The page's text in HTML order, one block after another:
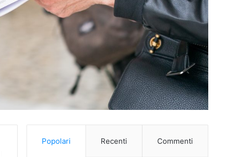
Popolari Recenti Commenti